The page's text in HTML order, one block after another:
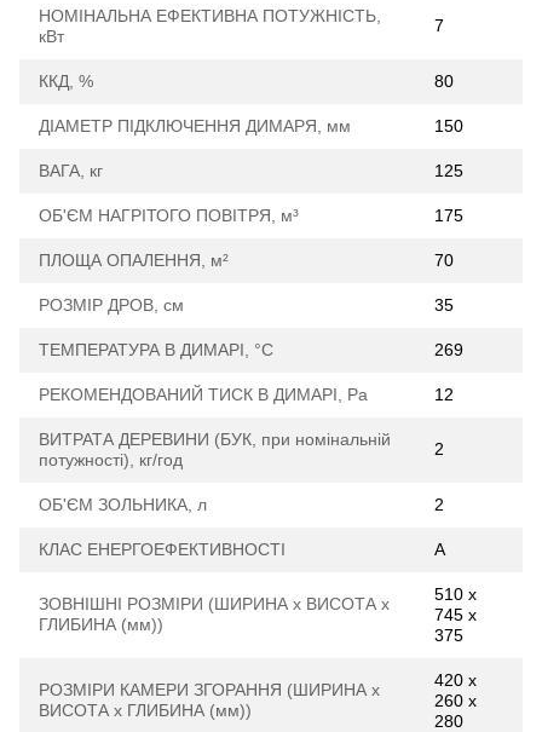
НОМІНАЛЬНА ЕФЕКТИВНА ПОТУЖНІСТЬ,
кВт
7
ККД, % 80
ДІАМЕТР ПІДКЛЮЧЕННЯ ДИМАРЯ, мм 150
ВАГА, кг 125
ОБ'ЄМ НАГРІТОГО ПОВІТРЯ, м³ 175
ПЛОЩА ОПАЛЕННЯ, м² 70
РОЗМІР ДРОВ, см 35
ТЕМПЕРАТУРА В ДИМАРІ, °С 269
РЕКОМЕНДОВАНИЙ ТИСК В ДИМАРІ, Ра 12
ВИТРАТА ДЕРЕВИНИ (БУК, при номінальній
потужності), кг/год
2
ОБ'ЄМ ЗОЛЬНИКА, л 2
КЛАС ЕНЕРГОЕФЕКТИВНОСТІ А
ЗОВНІШНІ РОЗМІРИ (ШИРИНА х ВИСОТА х
ГЛИБИНА (мм))
510 х
745 х
375
РОЗМІРИ КАМЕРИ ЗГОРАННЯ (ШИРИНА х
ВИСОТА х ГЛИБИНА (мм))
420 x
260 х
280